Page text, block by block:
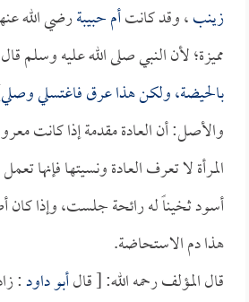
زينب، وقد كانتأم حبيبةرضي الله
مميزة؛ لأن النبي صلى الله عليه وسلم
بالحيضة، ولكن هذا عرق فاغتسلي وصلي
والأصل: أن العادة مقدمة إذا كانت
المرأة لا تعرف العادة ونسيتها فإنها
أسود ثخيناً له رائحة جلست، وإذا كان
هذا دم الاستحاضة.
قال المؤلف رحمه الله: [ قالأبو داود: